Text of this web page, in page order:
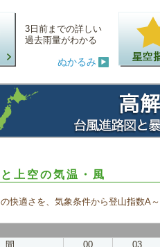
3日前までの詳しい
過去雨量がわかる
ぬかるみ
上空の気温・風
快適さを、気象条件から登山指数A
間
00 03